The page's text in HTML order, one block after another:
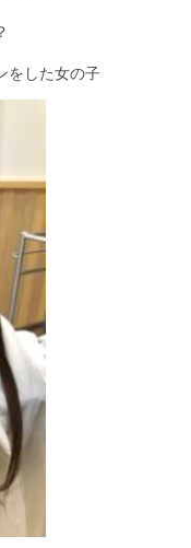
をした女の子